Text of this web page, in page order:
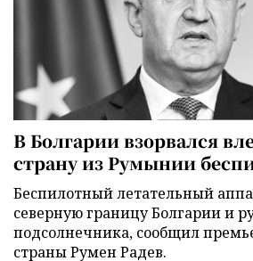
В Болгарии взорвался
страну из Румынии
Беспилотный летательный
северную границу Болгарии и
подсолнечника, сообщил
страны Румен Радев.